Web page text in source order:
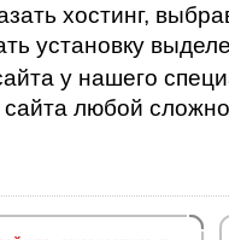
хостинг,
установку
у нашего
любой